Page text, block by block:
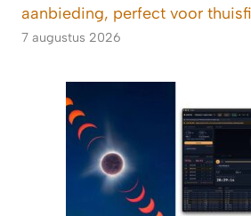
aanbieding, perfect voor
7 augustus 2026